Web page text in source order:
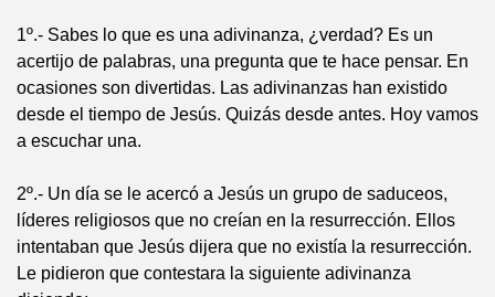
1º.- Sabes lo que es una adivinanza, ¿verdad? Es un
acertijo de palabras, una pregunta que te hace pensar. En
ocasiones son divertidas. Las adivinanzas han existido
desde el tiempo de Jesús. Quizás desde antes. Hoy vamos
a escuchar una.
2º.- Un día se le acercó a Jesús un grupo de saduceos,
líderes religiosos que no creían en la resurrección. Ellos
intentaban que Jesús dijera que no existía la resurrección.
Le pidieron que contestara la siguiente adivinanza